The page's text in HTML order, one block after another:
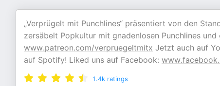
„Verprügelt mit Punchlines“ präsentiert von den
zersäbelt Popkultur mit gnadenlosen Punchlines
www.patreon.com/verpruegeltmitx Jetzt auch auf
auf Spotify! Liked uns auf Facebook:
1.4k ratings